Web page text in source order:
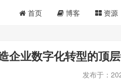
首页 博客 资源
企业数字化转型的顶
发布于：